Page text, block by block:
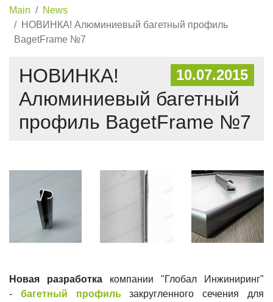
Main
News
НОВИНКА! Алюминиевый багетный профиль
BagetFrame №7
10.07.2015
НОВИНКА!
Алюминиевый багетный
профиль BagetFrame №7
Новая разработка компании "Глобал Инжиниринг"
- багетный профильзакругленного сечения для